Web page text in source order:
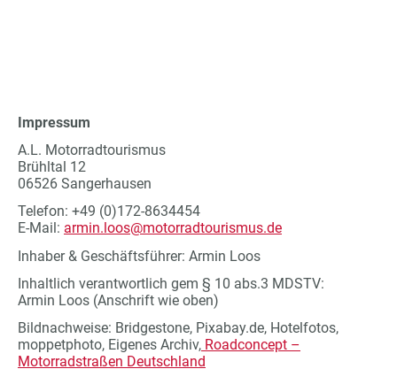
Impressum
A.L. Motorradtourismus
Brühltal 12
06526 Sangerhausen
Telefon: +49 (0)172-8634454
E-Mail: armin.loos@motorradtourismus.de
Inhaber & Geschäftsführer: Armin Loos
Inhaltlich verantwortlich gem § 10 abs.3 MDSTV:
Armin Loos (Anschrift wie oben)
Bildnachweise: Bridgestone, Pixabay.de, Hotelfotos,
moppetphoto, Eigenes Archiv, Roadconcept –
Motorradstraßen Deutschland